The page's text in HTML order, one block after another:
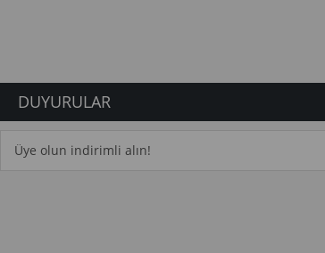
DUYURULAR
Üye olun indirimli alın!